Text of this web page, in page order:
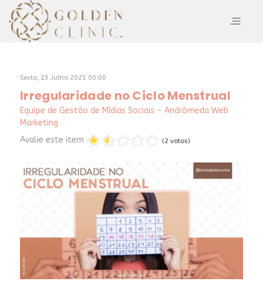
Sexta, 23 Julho 2021 00:00
Irregularidade no Ciclo Menstrual
Equipe de Gestão de Mídias Sociais - Andrômeda Web
Marketing
Avalie este item
(2 votos)